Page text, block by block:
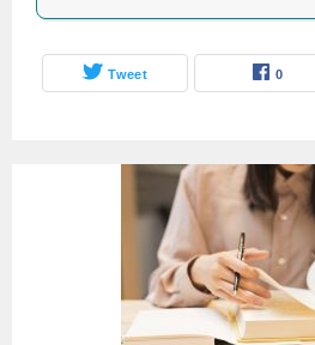
Tweet 0